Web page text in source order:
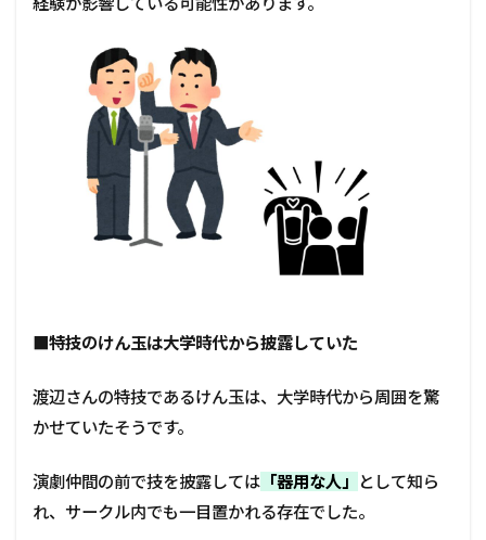
■特技のけん玉は大学時代から披露していた
渡辺さんの特技であるけん玉は、大学時代から周囲を驚
かせていたそうです。
演劇仲間の前で技を披露しては 「器用な人」
として知ら
れ、サークル内でも一目置かれる存在でした。